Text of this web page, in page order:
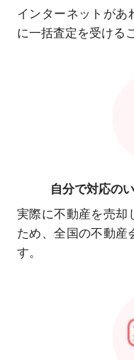
インターネットがあ
に一括査定を受ける
自分で対応の
実際に不動産を売却
ため、全国の不動産
す。